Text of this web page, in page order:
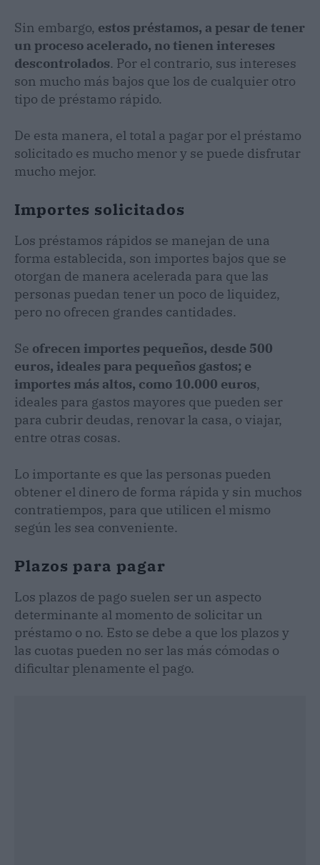
Sin embargo, estos préstamos, a pesar de tener
un proceso acelerado, no tienen intereses
descontrolados. Por el contrario, sus intereses
son mucho más bajos que los de cualquier otro
tipo de préstamo rápido.
De esta manera, el total a pagar por el préstamo
solicitado es mucho menor y se puede disfrutar
mucho mejor.
Importes solicitados
Los préstamos rápidos se manejan de una
forma establecida, son importes bajos que se
otorgan de manera acelerada para que las
personas puedan tener un poco de liquidez,
pero no ofrecen grandes cantidades.
Se ofrecen importes pequeños, desde 500
euros, ideales para pequeños gastos; e
importes más altos, como 10.000 euros,
ideales para gastos mayores que pueden ser
para cubrir deudas, renovar la casa, o viajar,
entre otras cosas.
Lo importante es que las personas pueden
obtener el dinero de forma rápida y sin muchos
contratiempos, para que utilicen el mismo
según les sea conveniente.
Plazos para pagar
Los plazos de pago suelen ser un aspecto
determinante al momento de solicitar un
préstamo o no. Esto se debe a que los plazos y
las cuotas pueden no ser las más cómodas o
dificultar plenamente el pago.